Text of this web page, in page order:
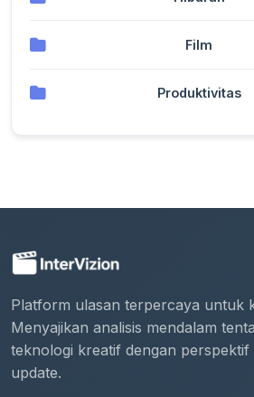
Film
Produktivitas
Platform ulasan terpercaya untuk
Menyajikan analisis mendalam
teknologi kreatif dengan
update.